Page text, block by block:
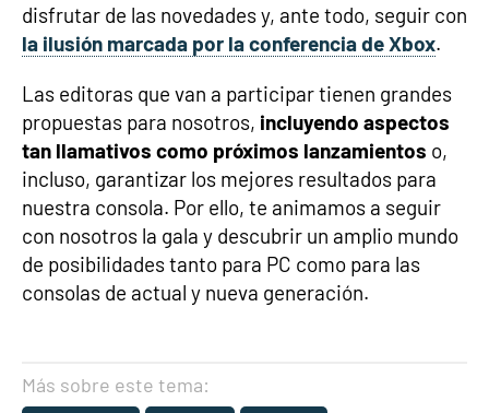
disfrutar de las novedades y, ante todo, seguir con
la ilusión marcada por la conferencia de Xbox.
Las editoras que van a participar tienen grandes
propuestas para nosotros, incluyendo aspectos
tan llamativos como próximos lanzamientos o,
incluso, garantizar los mejores resultados para
nuestra consola. Por ello, te animamos a seguir
con nosotros la gala y descubrir un amplio mundo
de posibilidades tanto para PC como para las
consolas de actual y nueva generación.
Más sobre este tema: